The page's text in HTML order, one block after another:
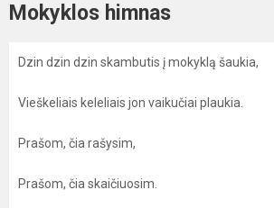
Mokyklos himnas
Dzin dzin dzin skambutis į mokyklą šaukia,
Vieškeliais keleliais jon vaikučiai plaukia.
Prašom, čia rašysim,
Prašom, čia skaičiuosim.